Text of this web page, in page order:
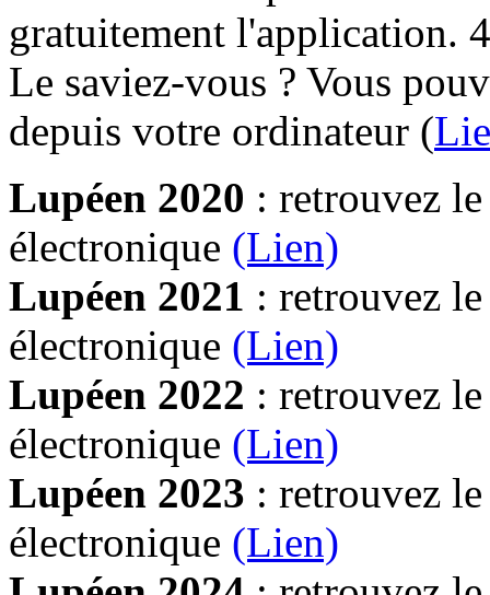
gratuitement l'application.
Le saviez-vous ? Vous
depuis votre ordinateur (
Lupéen 2020 : retrouvez
électronique (Lien)
Lupéen 2021 : retrouvez
électronique (Lien)
Lupéen 2022 : retrouvez
électronique (Lien)
Lupéen 2023 : retrouvez
électronique (Lien)